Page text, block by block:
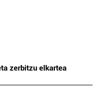
zerbitzu elkartea